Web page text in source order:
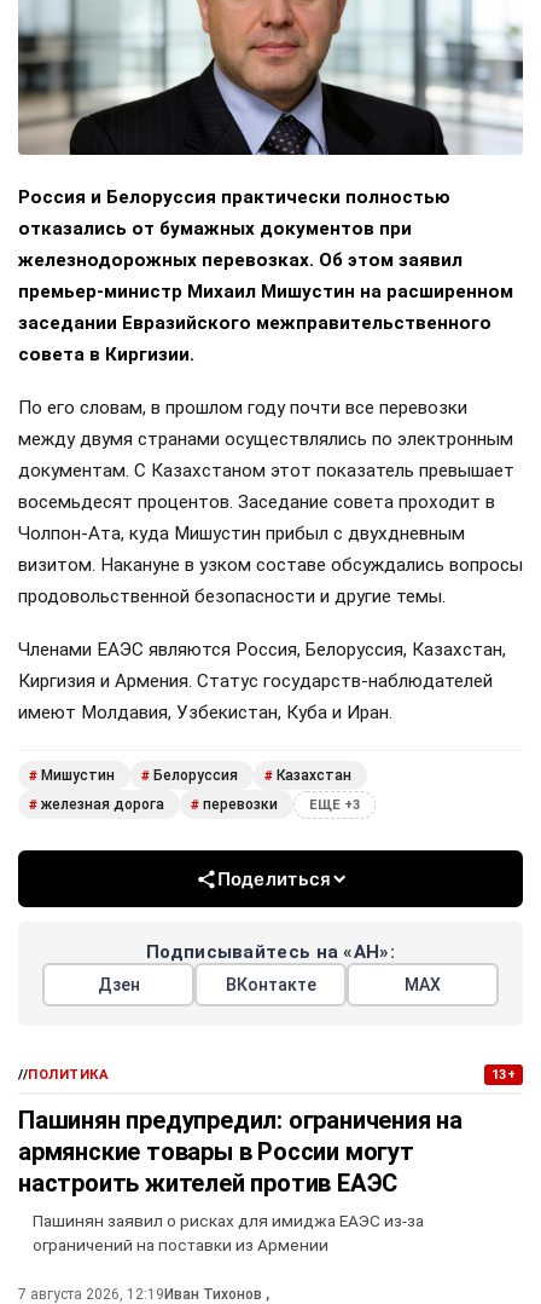
Россия и Белоруссия практически полностью
отказались от бумажных документов при
железнодорожных перевозках. Об этом заявил
премьер-министр Михаил Мишустин на расширенном
заседании Евразийского межправительственного
совета в Киргизии.
По его словам, в прошлом году почти все перевозки
между двумя странами осуществлялись по электронным
документам. С Казахстаном этот показатель превышает
восемьдесят процентов. Заседание совета проходит в
Чолпон-Ата, куда Мишустин прибыл с двухдневным
визитом. Накануне в узком составе обсуждались вопросы
продовольственной безопасности и другие темы.
Членами ЕАЭС являются Россия, Белоруссия, Казахстан,
Киргизия и Армения. Статус государств-наблюдателей
имеют Молдавия, Узбекистан, Куба и Иран.
# Мишустин # Белоруссия # Казахстан
# железная дорога # перевозки ЕЩЕ +3
Поделиться
Подписывайтесь на «АН»:
Дзен ВКонтакте МАХ
//ПОЛИТИКА 13+
Пашинян предупредил: ограничения на
армянские товары в России могут
настроить жителей против ЕАЭС
Пашинян заявил о рисках для имиджа ЕАЭС из-за
ограничений на поставки из Армении
7 августа 2026, 12:19 Иван Тихонов ,